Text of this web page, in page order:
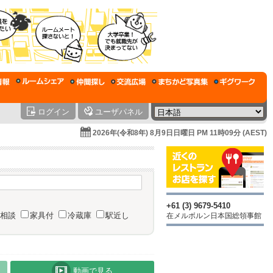
ログイン ユーザパネル
2026年(令和8年) 8月9日日曜日 PM 11時09分 (AEST)
談 家具付 冷蔵庫
駅近し
動画で見る
+61 (3) 9679-5410
在メルボルン日本国総領事館